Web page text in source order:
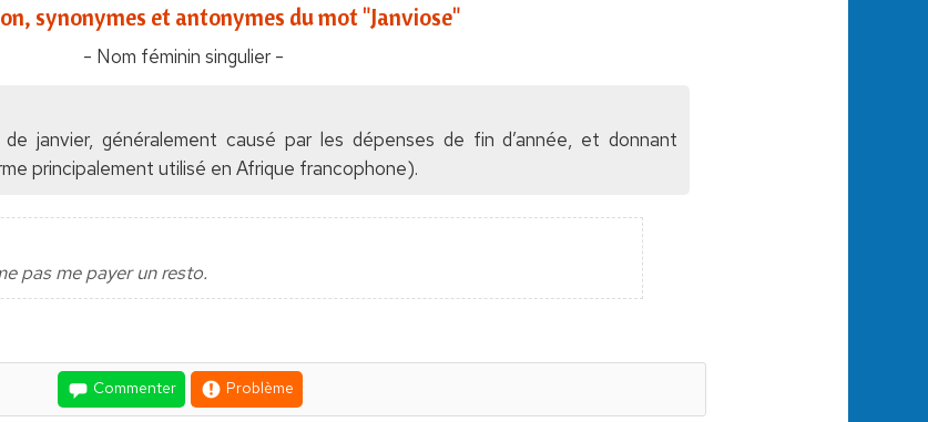
synonymes et antonymes du mot "Janviose"
- Nom féminin singulier -
de janvier, généralement causé par les dépenses de fin d’année, et donnant
principalement utilisé en Afrique francophone).
pas me payer un resto.
Commenter Problème